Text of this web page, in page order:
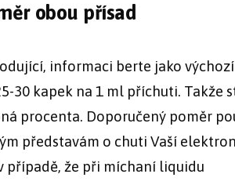
obou přísad
informaci berte jako
30 kapek na 1 ml příchuti. Takže
procenta. Doporučený poměr
představám o chuti Vaší
případě, že při míchaní liquidu